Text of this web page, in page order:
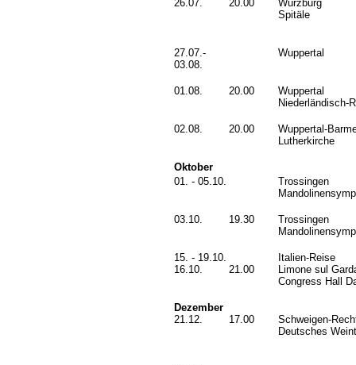
26.07.
20.00
Würzburg
Spitäle
27.07.-
03.08.
Wuppertal
01.08. 20.00
Wuppertal
Niederländisch-
02.08. 20.00
Wuppertal-
Lutherkirche
Oktober
01. - 05.10.
Trossingen
03.10. 19.30
Trossingen
15. - 19.10.
Italien-Reise
16.10.
21.00
Limone sul
Congress Hall
Dezember
21.12.
17.00
Schweigen-
Deutsches